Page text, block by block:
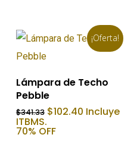
¡Oferta!
Añadir Al Carrito
Lámpara de Techo
Pebble
$341.33 El
precio
original
$102.40El
precio
Incluye
ITBMS.
70% OFF